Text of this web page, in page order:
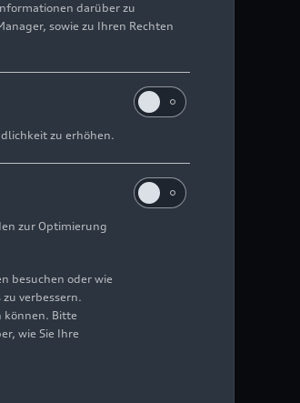
darüber zu
sowie zu Ihren Rechten
zu erhöhen.
zur Optimierung
besuchen oder wie
verbessern.
können. Bitte
wie Sie Ihre